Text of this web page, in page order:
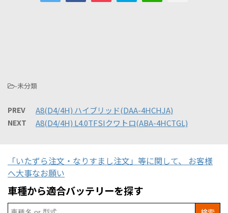
-未分類
PREV A8(D4/4H) ハイブリッド(DAA-4HCHJA)
NEXT A8(D4/4H) L4.0TFSIクワトロ(ABA-4HCTGL)
「いたずら注文・なりすまし注文」等に関して、 お客様
へ大事なお願い
車種から適合バッテリーを探す
Search